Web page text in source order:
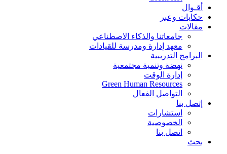
أقـوال
حكايات وعبر
مقالات
جامعاتنا والذكاء الاصطناعي
معهد إدارة ومدرسة للقيادات
البرامج التدريبية
نهضة وتنمية مجتمعية
إدارة الوقت
Green Human Resources
التواصل الفعال
إتصل بنا
استشارات
الخصوصية
اتصل بنا
بحث